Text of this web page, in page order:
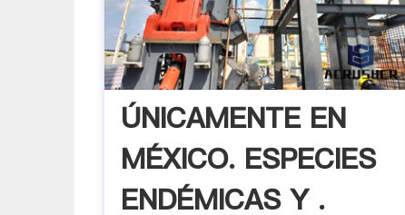
ÚNICAMENTE EN
MÉXICO. ESPECIES
ENDÉMICAS Y .